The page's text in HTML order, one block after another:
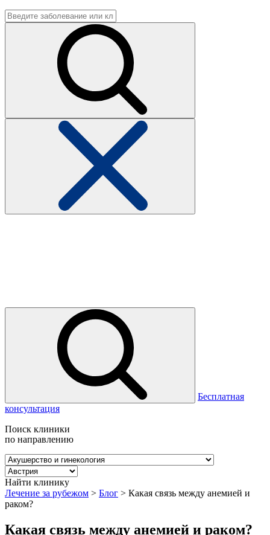
Бесплатная
консультация
Поиск клиники
по направлению
Найти клинику
Лечение за рубежом > Блог > Какая связь между анемией и
раком?
Какая связь между анемией и раком?